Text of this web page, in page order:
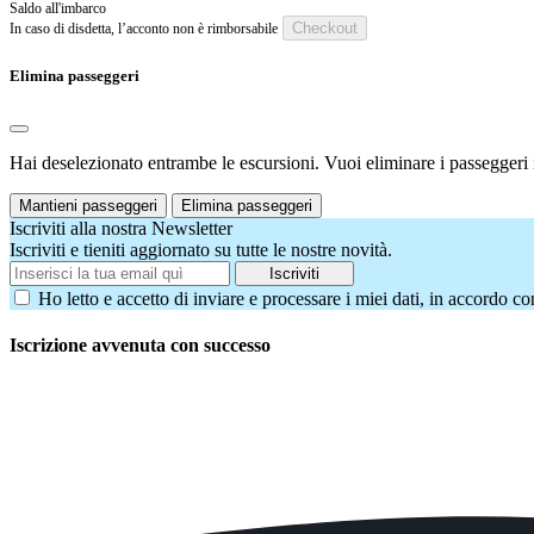
Saldo all'imbarco
In caso di disdetta, l’acconto non è rimborsabile
Checkout
Elimina passeggeri
Hai deselezionato entrambe le escursioni. Vuoi eliminare i passeggeri
Mantieni passeggeri Elimina passeggeri
Iscriviti alla nostra Newsletter
Iscriviti e tieniti aggiornato su tutte le nostre novità.
Iscriviti
Ho letto e accetto di inviare e processare i miei dati, in accordo
Iscrizione avvenuta con successo